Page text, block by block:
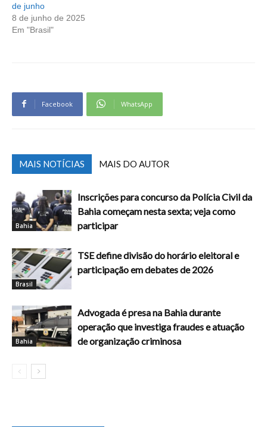
de junho
8 de junho de 2025
Em "Brasil"
Facebook WhatsApp
MAIS NOTÍCIAS MAIS DO AUTOR
Bahia
Inscrições para concurso da Polícia Civil da
Bahia começam nesta sexta; veja como
participar
Brasil
TSE define divisão do horário eleitoral e
participação em debates de 2026
Bahia
Advogada é presa na Bahia durante
operação que investiga fraudes e atuação
de organização criminosa